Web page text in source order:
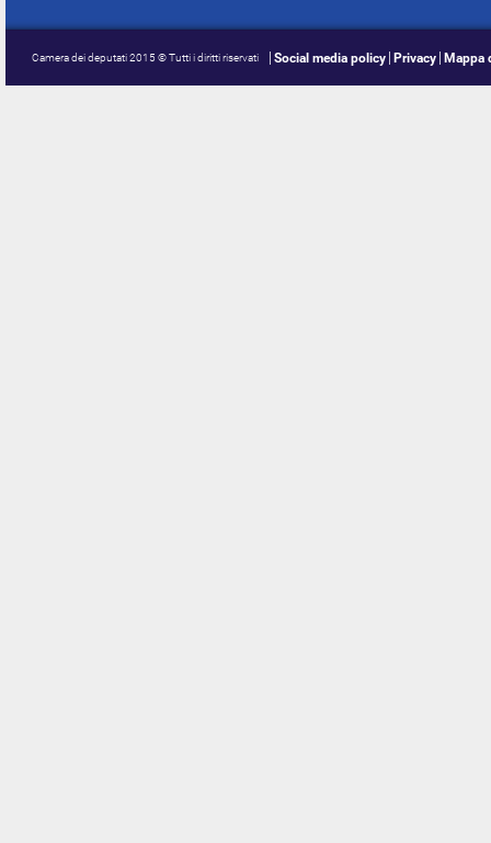
Camera dei deputati 2015 © Tutti i diritti riservati Social media policy Privacy Mappa